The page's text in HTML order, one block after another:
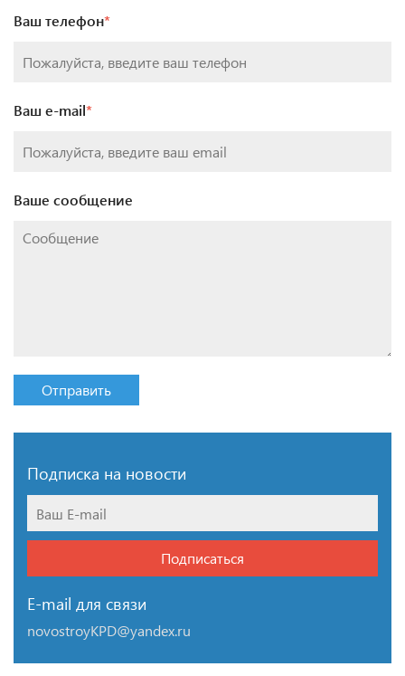
Ваш телефон*
Ваш e-mail*
Ваше сообщение
Отправить
Подписка на новости
Подписаться
E-mail для связи
novostroyKPD@yandex.ru